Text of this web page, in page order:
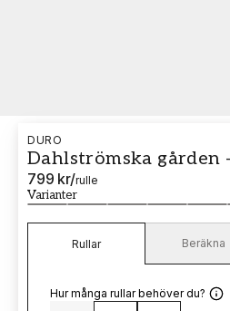
DURO
Dahlströmska gården
799 kr/rulle
Varianter
Rullar Beräkna
Hur många rullar behöver du?